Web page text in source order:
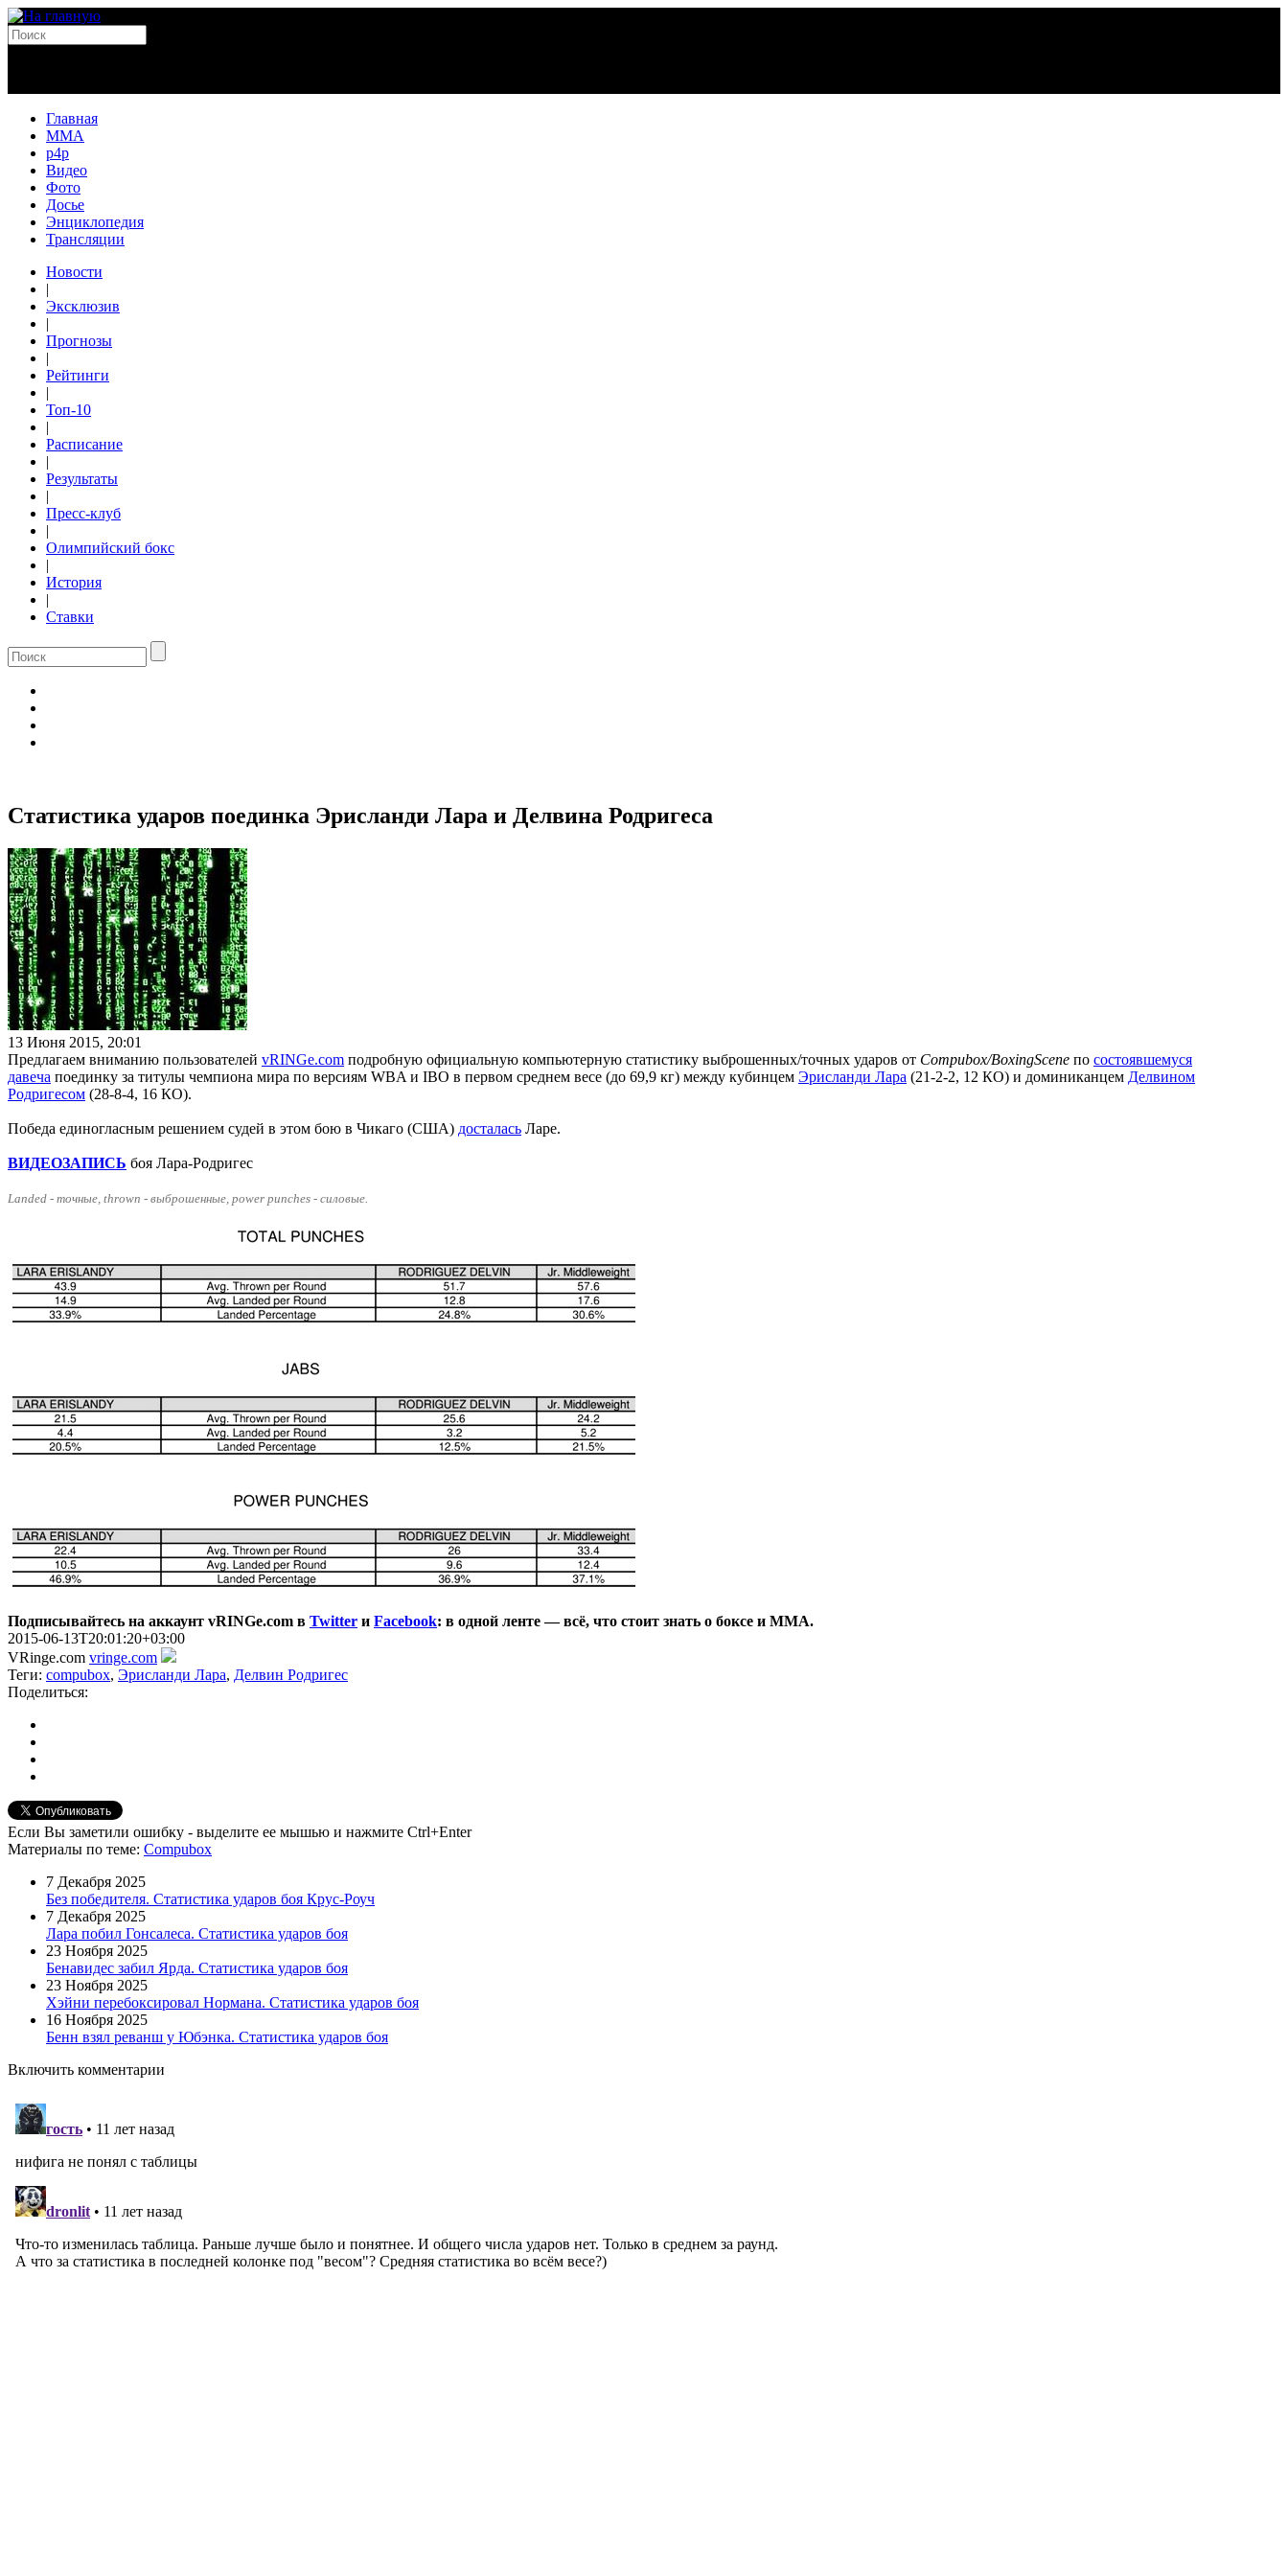
Главная
MMA
p4p
Видео
Фото
Досье
Энциклопедия
Трансляции
Новости
|
Эксклюзив
|
Прогнозы
|
Рейтинги
|
Топ-10
|
Расписание
|
Результаты
|
Пресс-клуб
|
Олимпийский бокс
|
История
|
Ставки
Статистика ударов поединка Эрисланди Лара и Делвина Родригеса
13 Июня 2015, 20:01
Предлагаем вниманию пользователей vRINGe.com подробную официальную компьютерную статистику выброшенных/точных ударов от Compubox/BoxingScene по состоявшемуся
давеча поединку за титулы чемпиона мира по версиям WBA и IBO в первом среднем весе (до 69,9 кг) между кубинцем Эрисланди Лара (21-2-2, 12 КО) и доминиканцем Делвином
Родригесом (28-8-4, 16 КО).
Победа единогласным решением судей в этом бою в Чикаго (США) досталась Ларе.
ВИДЕОЗАПИСЬ боя Лара-Родригес
Landed - точные, thrown - выброшенные, power punches - силовые.
Подписывайтесь на аккаунт vRINGe.com в Twitter и Facebook: в одной ленте — всё, что стоит знать о боксе и ММА.
2015-06-13T20:01:20+03:00
VRinge.com vringe.com
Теги: compubox, Эрисланди Лара, Делвин Родригес
Поделиться:
Если Вы заметили ошибку - выделите ее мышью и нажмите Ctrl+Enter
Материалы по теме: Compubox
7 Декабря 2025
Без победителя. Статистика ударов боя Крус-Роуч
7 Декабря 2025
Лара побил Гонсалеса. Статистика ударов боя
23 Ноября 2025
Бенавидес забил Ярда. Статистика ударов боя
23 Ноября 2025
Хэйни перебоксировал Нормана. Статистика ударов боя
16 Ноября 2025
Бенн взял реванш у Юбэнка. Статистика ударов боя
Включить комментарии